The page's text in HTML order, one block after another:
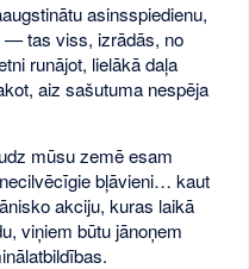
asinsspiedienu,
— tas viss, izrādās, no
runājot, lielākā daļa
aiz sašutuma nespēja
mūsu zemē esam
bļāvieni… kaut
akciju, kuras laikā
viņiem būtu jānoņem